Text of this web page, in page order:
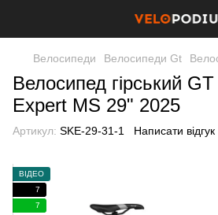
Велосипеди Велосипеди Gt
Велосипед гірський
Expert MS 29" 2025
Артикул: SKE-29-31-1 Написати відгук
ВІДЕО
7
7